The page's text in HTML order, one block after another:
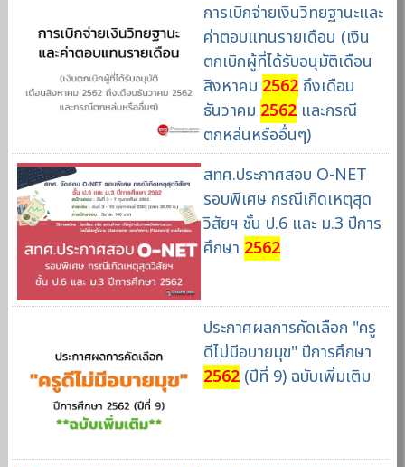
การเบิกจ่ายเงินวิทยฐานะและ
ค่าตอบแทนรายเดือน (เงิน
ตกเบิกผู้ที่ได้รับอนุมัติเดือน
สิงหาคม 2562ถึงเดือน
ธันวาคม 2562และกรณี
ตกหล่นหรืออื่นๆ)
สทศ.ประกาศสอบ O-NET
รอบพิเศษ กรณีเกิดเหตุสุด
วิสัยฯ ชั้น ป.6 และ ม.3 ปีการ
ศึกษา 2562
ประกาศผลการคัดเลือก "ครู
ดีไม่มีอบายมุข" ปีการศึกษา
2562(ปีที่ 9) ฉบับเพิ่มเติม